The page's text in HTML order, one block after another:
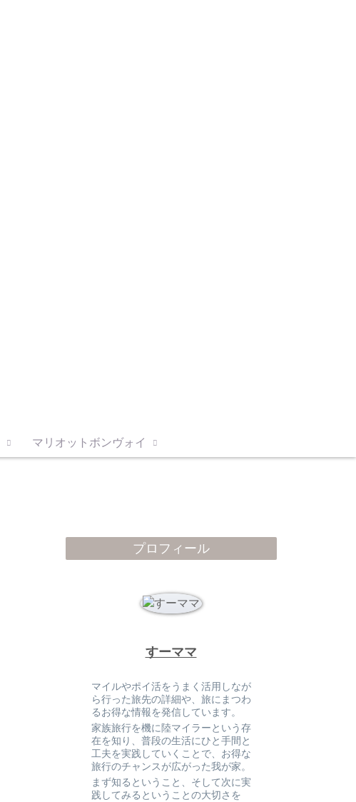
マリオットボンヴォイ
プロフィール
すーママ
マイルやポイ活をうまく活用しなが
ら行った旅先の詳細や、旅にまつわ
るお得な情報を発信しています。
家族旅行を機に陸マイラーという存
在を知り、普段の生活にひと手間と
工夫を実践していくことで、お得な
旅行のチャンスが広がった我が家。
まず知るということ、そして次に実
践してみるということの大切さを